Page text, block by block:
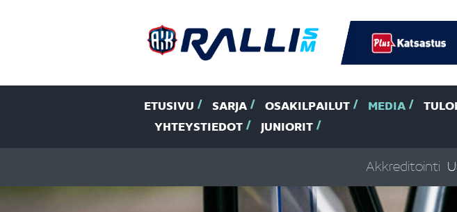
ETUSIVU SARJA OSAKILPAILUT MEDIA
YHTEYSTIEDOT
JUNIORIT
Akkreditointi